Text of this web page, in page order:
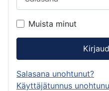
Muista minut
Salasana unohtunut?
Käyttäjätunnus